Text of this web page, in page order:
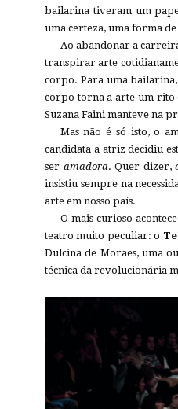
bailarina tiveram um
uma certeza, uma forma
Ao abandonar a
transpirar arte
corpo. Para uma
corpo torna a arte um rito
Suzana Faini manteve na
Mas não é só isto, o
candidata a atriz decidiu
ser amadora. Quer dizer,
insistiu sempre na
arte em nosso país.
O mais curioso
teatro muito peculiar: o
Dulcina de Moraes, uma
técnica da revolucionária